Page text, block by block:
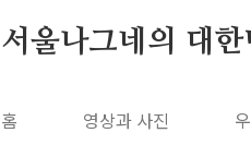
서울나그네의 대
홈 영상과 사진